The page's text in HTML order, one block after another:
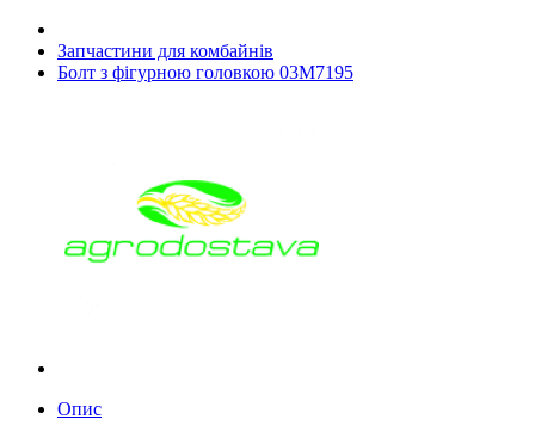
Запчастини для комбайнів
Болт з фігурною головкою 03M7195
Опис